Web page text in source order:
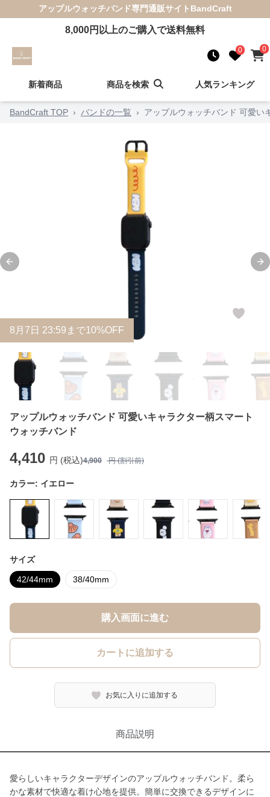
アップルウォッチバンド専門通販サイト BandCraft
8,000円以上のご購入で送料無料
0 0
新着商品 商品を検索 人気ランキング
BandCraft TOP › バンドの一覧 › アップルウォッチバンド 可愛い
Previous slide
8 月 7 日 23:59まで10%OFF
アップルウォッチバンド 可愛いキャラクター柄スマート
ウォッチバンド
4,410 円 (税込)4,900 円 (割引前)
カラー: イエロー
サイズ
42/44mm 38/40mm
購入画面に進む
カートに追加する
お気に入りに追加する
商品説明
愛らしいキャラクターデザインのアップルウォッチバンド。柔ら
かな素材で快適な着け心地を提供。簡単に交換できるデザインに